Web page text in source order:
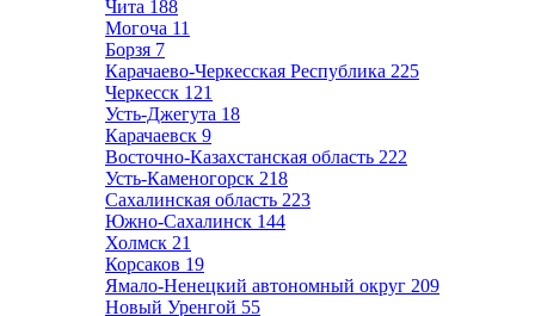
Чита 188
Могоча 11
Борзя 7
Карачаево-Черкесская Республика 225
Черкесск 121
Усть-Джегута 18
Карачаевск 9
Восточно-Казахстанская область 222
Усть-Каменогорск 218
Сахалинская область 223
Южно-Сахалинск 144
Холмск 21
Корсаков 19
Ямало-Ненецкий автономный округ 209
Новый Уренгой 55